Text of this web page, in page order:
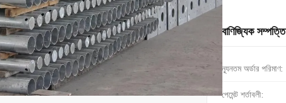
বাণিজ্যিক সম্পত্তি
ন্যূনতম অর্ডার পরিমাণ:
পেমেন্ট শর্তাবলী: